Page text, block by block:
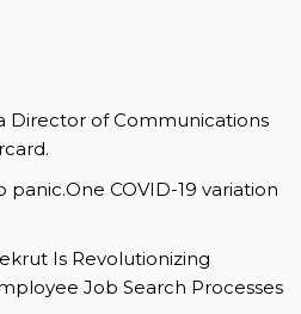
Director of Communications
COVID-19 variation
Is Revolutionizing
Job Search Processes